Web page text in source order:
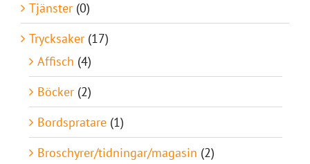
Tjänster (0)
Trycksaker (17)
Affisch (4)
Böcker (2)
Bordspratare (1)
Broschyrer/tidningar/magasin (2)